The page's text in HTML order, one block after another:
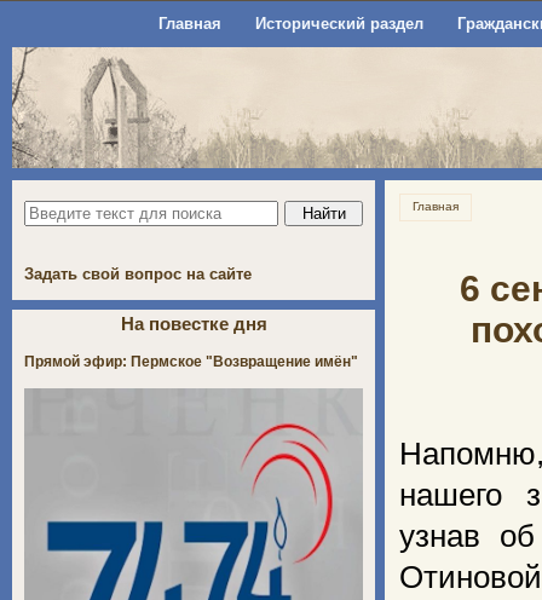
Главная Исторический раздел
Главная
6
нашего
узнав
Задать свой вопрос на сайте
На повестке дня
Прямой эфир: Пермское "Возвращение имён"